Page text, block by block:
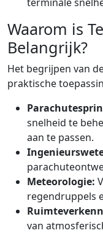
Waarom is
Belangrijk?
Het begrijpen van
praktische
snelheid te
aan te passen.
Meteorologie:
regendruppels
van